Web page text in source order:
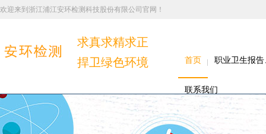
欢迎来到浙江浦江安环检测科技股份有限公司官网！
求真求精求正
捍卫绿色环境
首页 职业卫生报
联系我们